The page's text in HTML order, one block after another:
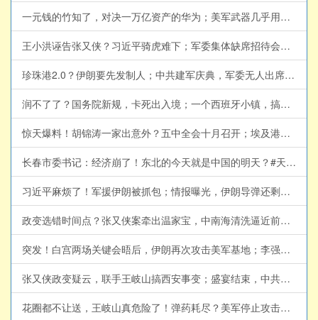
一元钱的竹知了，对决一万亿资产的华为；美军武器几乎用尽？与伊朗再次达成共识？(天亮论政第2063集 20260804)
王小洪诬告张又侠？习近平骑虎难下；军委集体缺席招待会，董军或有大麻烦；伊朗局势紧绷，内部起义随时爆发(天亮论政第2062集 20260803)
珍珠港2.0？伊朗要先发制人；中共建军庆典，军委无人出席，胡锦涛离世消息为何此时传出？薄熙来2.0，陈文清打黑除恶(天亮论政第2061集 20260802)
润不了了？国务院新规，卡死出入境；一个西班牙小镇，搞垮欧盟？美国将轰炸伊朗能源设施，伊朗列报复清单(天亮论政第2059集 20260731)
惊天爆料！胡锦涛一家出意外？五中全会十月召开；埃及港口遭轰炸，沙特成立海上联盟；传又一正部级落马，剑指王岐山(天亮论政第2058集 20260730)
长春市委书记：经济崩了！东北的今天就是中国的明天？#天亮论政 @RoundTableKnights9
习近平麻烦了！军援伊朗被抓包；情报曝光，伊朗导弹还剩这么多，美军今夜重拳出击；参议院听证剑拔弩张，福奇面临起诉(天亮论政第2057集 20260729)
政变选错时间点？张又侠案牵出温家宝，中南海清洗逼近前朝元老#天亮论政 @RoundTableKnights9
突发！白宫两场关键会晤后，伊朗再次攻击美军基地；李强代行，习近平打破50年惯例；纽约市长公布公私合营计划(天亮论政第2056集 20260728)
张又侠政变疑云，联手王岐山搞西安事变；盛宴结束，中共盯上这200万富人；美伊协议将有关键突破？(天亮论政第2055集 20260727)
花圈都不让送，王岐山真危险了！弹药耗尽？美军停止攻击伊朗；俄罗斯再向朝鲜征兵(天亮论政第2054集 20260726)